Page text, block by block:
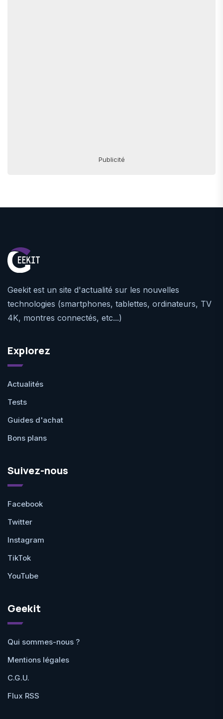
Publicité
Geekit est un site d'actualité sur les nouvelles
technologies (smartphones, tablettes, ordinateurs, TV
4K, montres connectés, etc...)
Explorez
Actualités
Tests
Guides d'achat
Bons plans
Suivez-nous
Facebook
Twitter
Instagram
TikTok
YouTube
Geekit
Qui sommes-nous ?
Mentions légales
C.G.U.
Flux RSS